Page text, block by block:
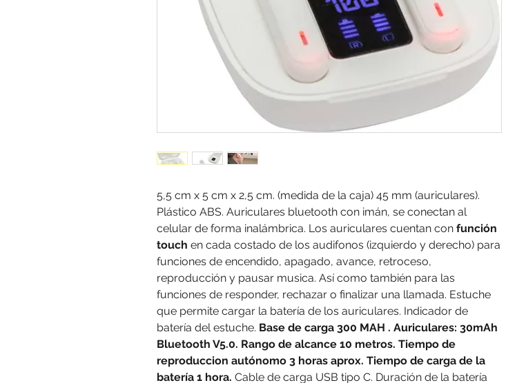
5,5 cm x 5 cm x 2,5 cm. (medida de la caja) 45 mm (auriculares).
Plástico ABS. Auriculares bluetooth con imán, se conectan al
celular de forma inalámbrica. Los auriculares cuentan con función
touch en cada costado de los audifonos (izquierdo y derecho) para
funciones de encendido, apagado, avance, retroceso,
reproducción y pausar musica. Así como también para las
funciones de responder, rechazar o finalizar una llamada. Estuche
que permite cargar la batería de los auriculares. Indicador de
batería del estuche. Base de carga 300 MAH . Auriculares: 30mAh
Bluetooth V5.0. Rango de alcance 10 metros. Tiempo de
reproduccion autónomo 3 horas aprox. Tiempo de carga de la
batería 1 hora. Cable de carga USB tipo C. Duración de la batería